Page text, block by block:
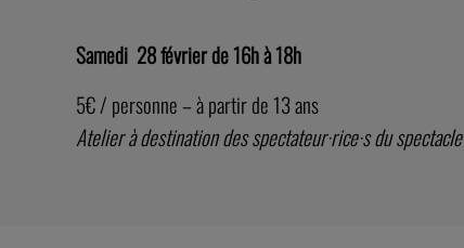
Samedi 28 février de 16h à 18h
5€ / personne – à partir de 13 ans
Atelier à destination des spectateur·rice·s du spectacle